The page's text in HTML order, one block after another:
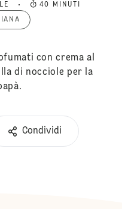
40 MINUTI
con crema al
di nocciole per la
Condividi